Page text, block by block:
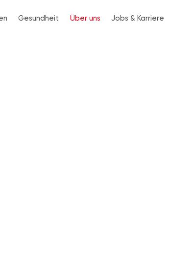
Gesundheit Über uns Jobs & Karriere